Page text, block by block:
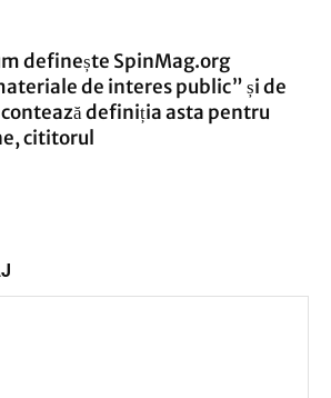
definește SpinMag.org
de interes public” și de
contează definiția asta pentru
cititorul